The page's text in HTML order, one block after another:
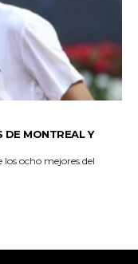
DE MONTREAL Y
ocho mejores del